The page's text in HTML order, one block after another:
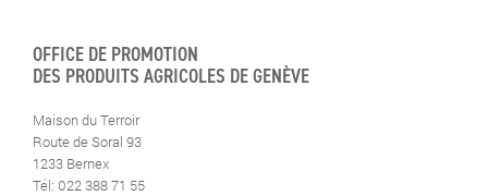
OFFICE DE PROMOTION
DES PRODUITS AGRICOLES DE GENÈVE
Maison du Terroir
Route de Soral 93
1233 Bernex
Tél: 022 388 71 55